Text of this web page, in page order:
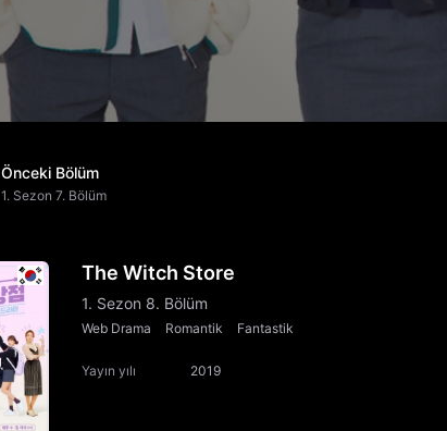
Önceki Bölüm
1. Sezon 7. Bölüm
The Witch Store
1. Sezon 8. Bölüm
Web Drama Romantik Fantastik
Yayın yılı 2019